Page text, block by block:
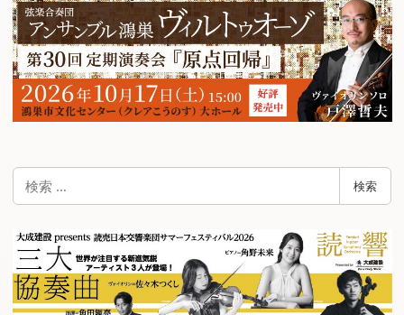
検
索
検索